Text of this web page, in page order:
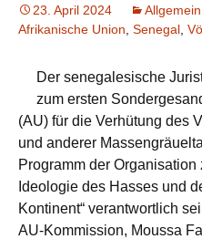
23. April 2024 Allgemein
Afrikanische Union Senegal
Der senegalesische
zum ersten
(AU) für die Verhütung des
und anderer
Programm der Organisation
Ideologie des Hasses und
Kontinent“ verantwortlich
AU-Kommission, Moussa